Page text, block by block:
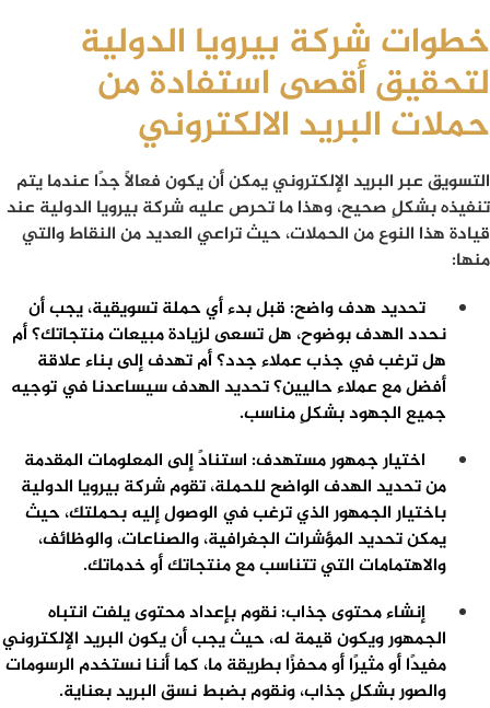
خطوات شركة بيرويا الدولية
لتحقيق أقصى استفادة من
حملات البريد الالكتروني
التسويق عبر البريد الإلكتروني يمكن أن يكون فعالًا جدًا عندما يتم
تنفيذه بشكلٍ صحيح، وهذا ما تحرص عليه شركة بيرويا الدولية عند
قيادة هذا النوع من الحملات، حيث تراعي العديد من النقاط والتي
منها:
تحديد هدف واضح: قبل بدء أي حملة تسويقية، يجب أن
نحدد الهدف بوضوح، هل تسعى لزيادة مبيعات منتجاتك؟ أم
هل ترغب في جذب عملاء جدد؟ أم تهدف إلى بناء علاقة
أفضل مع عملاء حاليين؟ تحديد الهدف سيساعدنا في توجيه
جميع الجهود بشكلٍ مناسب.
اختيار جمهور مستهدف: استنادً إلى المعلومات المقدمة
من تحديد الهدف الواضح للحملة، تقوم شركة بيرويا الدولية
باختيار الجمهور الذي ترغب في الوصول إليه بحملتك، حيث
يمكن تحديد المؤشرات الجغرافية، والصناعات، والوظائف،
والاهتمامات التي تتناسب مع منتجاتك أو خدماتك.
إنشاء محتوى جذاب: نقوم بإعداد محتوى يلفت انتباه
الجمهور ويكون قيمة له، حيث يجب أن يكون البريد الإلكتروني
مفيدًا أو مثيرًا أو محفزًا بطريقة ما، كما أننا نستخدم الرسومات
والصور بشكلٍ جذاب، ونقوم بضبط نسق البريد بعناية.